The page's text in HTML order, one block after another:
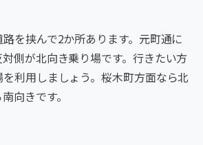
を挟んで2か所あります。元町通に
側が北向き乗り場です。行きたい方
利用しましょう。桜木町方面なら北
向きです。